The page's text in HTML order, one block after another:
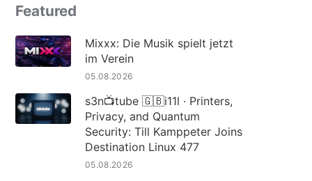
Featured
Mixxx: Die Musik spielt jetzt
im Verein
05.08.2026
s3n📺tube 🇬🇧i11l · Printers,
Privacy, and Quantum
Security: Till Kamppeter Joins
Destination Linux 477
05.08.2026